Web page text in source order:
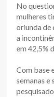
No
mulheres
oriunda de
a
em 42,5%
Com base
semanas e